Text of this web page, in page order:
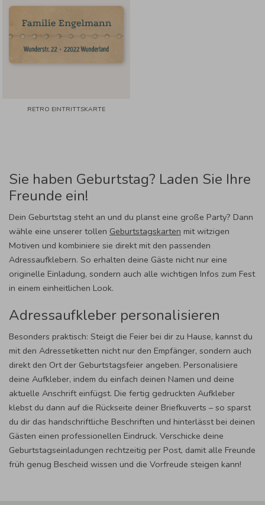
RETRO EINTRITTSKARTE
Sie haben Geburtstag? Laden Sie Ihre
Freunde ein!
Dein Geburtstag steht an und du planst eine große Party? Dann
wähle eine unserer tollen Geburtstagskarten mit witzigen
Motiven und kombiniere sie direkt mit den passenden
Adressaufklebern. So erhalten deine Gäste nicht nur eine
originelle Einladung, sondern auch alle wichtigen Infos zum Fest
in einem einheitlichen Look.
Adressaufkleber personalisieren
Besonders praktisch: Steigt die Feier bei dir zu Hause, kannst du
mit den Adressetiketten nicht nur den Empfänger, sondern auch
direkt den Ort der Geburtstagsfeier angeben. Personalisiere
deine Aufkleber, indem du einfach deinen Namen und deine
aktuelle Anschrift einfügst. Die fertig gedruckten Aufkleber
klebst du dann auf die Rückseite deiner Briefkuverts – so sparst
du dir das handschriftliche Beschriften und hinterlässt bei deinen
Gästen einen professionellen Eindruck. Verschicke deine
Geburtstagseinladungen rechtzeitig per Post, damit alle Freunde
früh genug Bescheid wissen und die Vorfreude steigen kann!